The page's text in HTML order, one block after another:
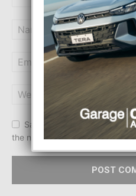
Save my name, email, and
the next time I comment.